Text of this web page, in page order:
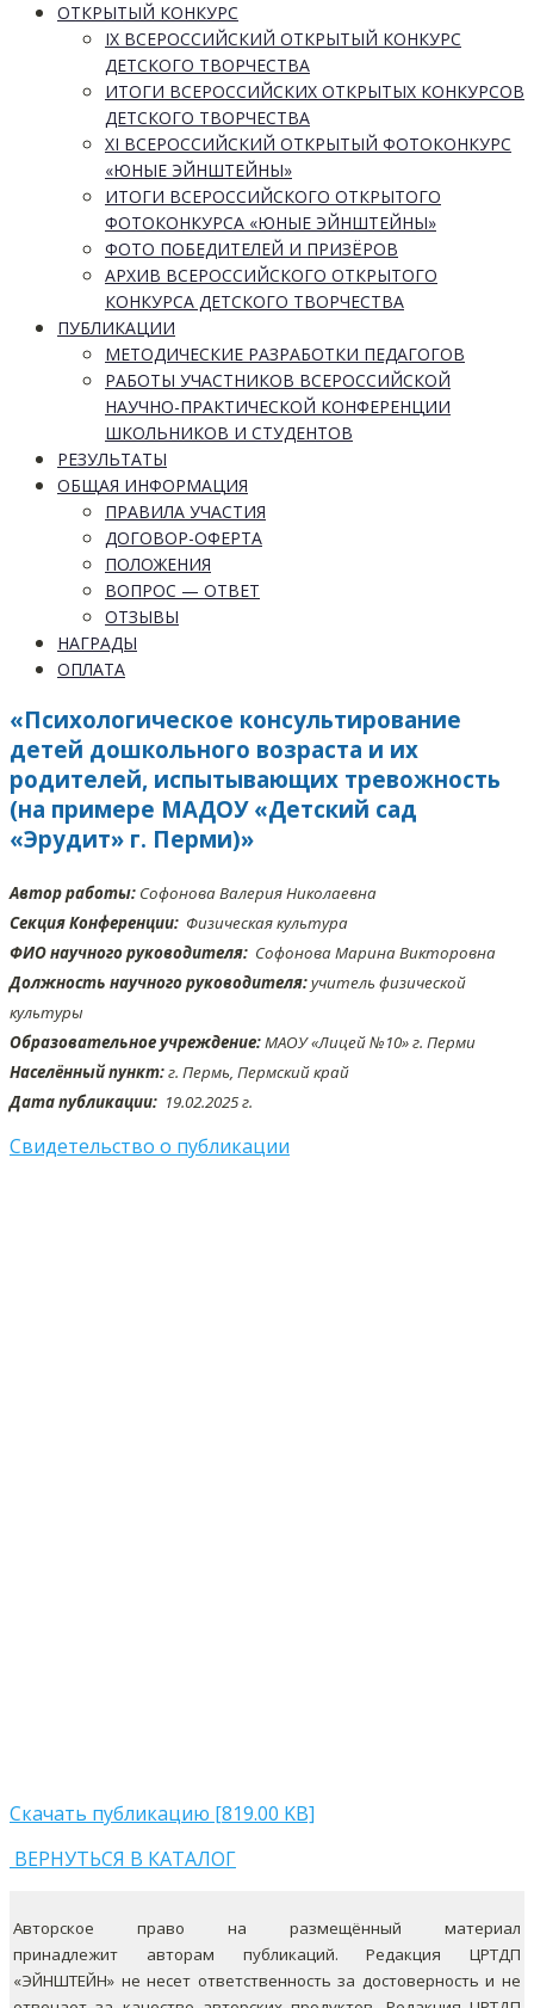
ОТКРЫТЫЙ КОНКУРС
IX ВСЕРОССИЙСКИЙ ОТКРЫТЫЙ КОНКУРС
ДЕТСКОГО ТВОРЧЕСТВА
ИТОГИ ВСЕРОССИЙСКИХ ОТКРЫТЫХ КОНКУРСОВ
ДЕТСКОГО ТВОРЧЕСТВА
XI ВСЕРОССИЙСКИЙ ОТКРЫТЫЙ ФОТОКОНКУРС
«ЮНЫЕ ЭЙНШТЕЙНЫ»
ИТОГИ ВСЕРОССИЙСКОГО ОТКРЫТОГО
ФОТОКОНКУРСА «ЮНЫЕ ЭЙНШТЕЙНЫ»
ФОТО ПОБЕДИТЕЛЕЙ И ПРИЗЁРОВ
АРХИВ ВСЕРОССИЙСКОГО ОТКРЫТОГО
КОНКУРСА ДЕТСКОГО ТВОРЧЕСТВА
ПУБЛИКАЦИИ
МЕТОДИЧЕСКИЕ РАЗРАБОТКИ ПЕДАГОГОВ
РАБОТЫ УЧАСТНИКОВ ВСЕРОССИЙСКОЙ
НАУЧНО-ПРАКТИЧЕСКОЙ КОНФЕРЕНЦИИ
ШКОЛЬНИКОВ И СТУДЕНТОВ
РЕЗУЛЬТАТЫ
ОБЩАЯ ИНФОРМАЦИЯ
ПРАВИЛА УЧАСТИЯ
ДОГОВОР-ОФЕРТА
ПОЛОЖЕНИЯ
ВОПРОС — ОТВЕТ
ОТЗЫВЫ
НАГРАДЫ
ОПЛАТА
«Психологическое консультирование
детей дошкольного возраста и их
родителей, испытывающих тревожность
(на примере МАДОУ «Детский сад
«Эрудит» г. Перми)»
Автор работы: Софонова Валерия Николаевна
Секция Конференции: Физическая культура
ФИО научного руководителя: Софонова Марина Викторовна
Должность научного руководителя:учитель физической
культуры
Образовательное учреждение:МАОУ «Лицей №10» г. Перми
Населённый пункт:г. Пермь, Пермский край
Дата публикации: 19.02.2025 г.
Свидетельство о публикации
Скачать публикацию [819.00 KB]
ВЕРНУТЬСЯ В КАТАЛОГ
Авторское право на размещённый материал
принадлежит авторам публикаций. Редакция ЦРТДП
«ЭЙНШТЕЙН» не несет ответственность за достоверность и не